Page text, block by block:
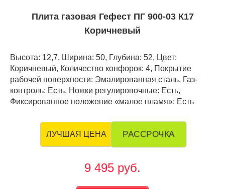
Плита газовая Гефест ПГ 900-03 К17
Коричневый
Высота: 12,7, Ширина: 50, Глубина: 52, Цвет:
Коричневый, Количество конфорок: 4, Покрытие
рабочей поверхности: Эмалированная сталь, Газ-
контроль: Есть, Ножки регулировочные: Есть,
Фиксированное положение «малое пламя»: Есть
ЛУЧШАЯ ЦЕНА РАССРОЧКА
9 495 руб.